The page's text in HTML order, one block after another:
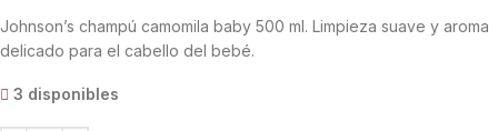
Johnson’s champú camomila baby 500 ml. Limpieza suave y aroma
delicado para el cabello del bebé.
3 disponibles